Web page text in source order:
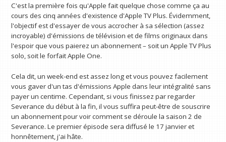
C'est la première fois qu'Apple fait quelque chose comme ça au
cours des cinq années d'existence d'Apple TV Plus. Évidemment,
l'objectif est d'essayer de vous accrocher à sa sélection (assez
incroyable) d'émissions de télévision et de films originaux dans
l'espoir que vous paierez un abonnement – ​​soit un Apple TV Plus
solo, soit le forfait Apple One.
Cela dit, un week-end est assez long et vous pouvez facilement
vous gaver d'un tas d'émissions Apple dans leur intégralité sans
payer un centime. Cependant, si vous finissez par regarder
Severance du début à la fin, il vous suffira peut-être de souscrire
un abonnement pour voir comment se déroule la saison 2 de
Severance. Le premier épisode sera diffusé le 17 janvier et
honnêtement, j'ai hâte.